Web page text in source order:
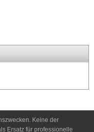
Keine der
Ersatz für professionelle